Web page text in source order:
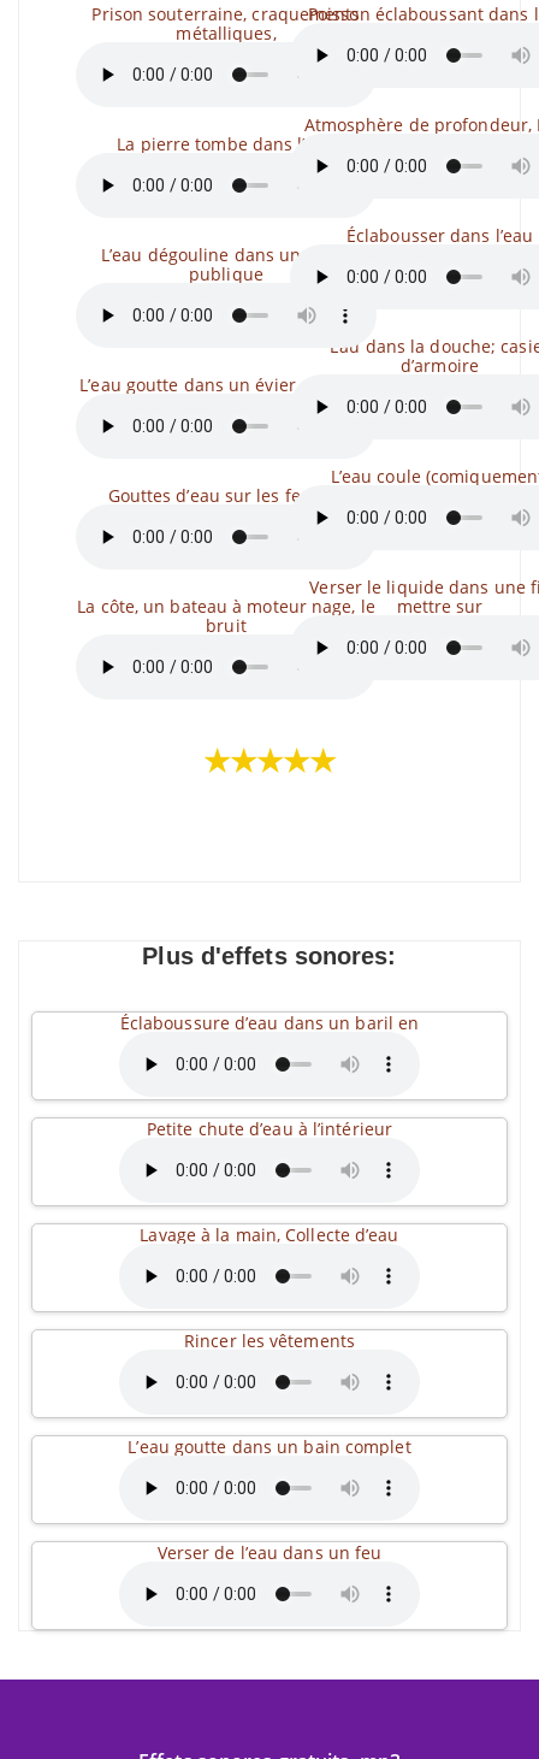
Prison souterraine, craquements
métalliques,
La pierre tombe dans l’eau
L’eau dégouline dans une âme
publique
L’eau goutte dans un évier en métal
Gouttes d’eau sur les feuilles
La côte, un bateau à moteur nage, le
bruit
Poisson éclaboussant dans
Atmosphère de profondeur,
Éclabousser dans l’eau
Eau dans la douche;
d’armoire
L’eau coule
Verser le liquide dans une
mettre sur
★★★★★
Plus d'effets sonores:
Éclaboussure d’eau dans un baril en
Petite chute d’eau à l’intérieur
Lavage à la main, Collecte d’eau
Rincer les vêtements
L’eau goutte dans un bain complet
Verser de l’eau dans un feu